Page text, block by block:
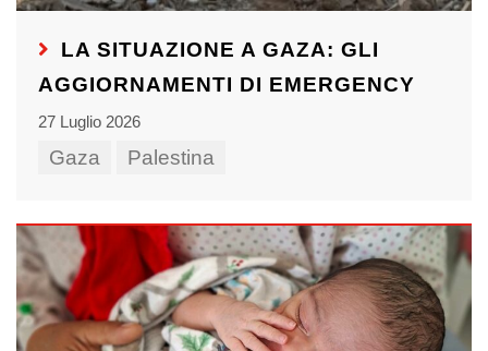
LA SITUAZIONE A GAZA: GLI
AGGIORNAMENTI DI EMERGENCY
27 Luglio 2026
Gaza Palestina